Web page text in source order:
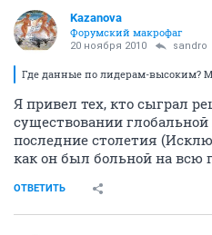
Kazanova
Форумский макрофаг
20 ноября 2010 sandro
Где данные по лидерам-высоким?
Я привел тех, кто сыграл
существовании
последние столетия
как он был больной на всю
ОТВЕТИТЬ